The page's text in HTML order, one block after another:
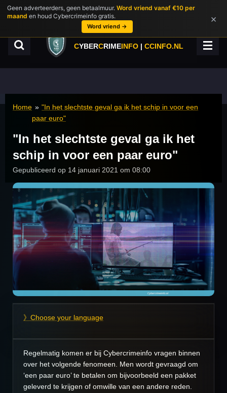
Geen adverteerders, geen betaalmuur. Word vriend vanaf €10 per
maand en houd Cybercrimeinfo gratis.
Word vriend →
×
Ga
direct
hoofdinhoud
CYBERCRIMEINFO | CCINFO.NL
Home » "In het slechtste geval ga ik het schip in voor een
paar euro"
"In het slechtste geval ga ik het
schip in voor een paar euro"
Gepubliceerd op 14 januari 2021 om 08:00
》Choose your language
Regelmatig komen er bij Cybercrimeinfo vragen binnen
over het volgende fenomeen. Men wordt gevraagd om
‘een paar euro’ te betalen om bijvoorbeeld een pakket
geleverd te krijgen of omwille van een andere reden.